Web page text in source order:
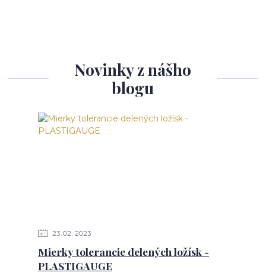
Novinky z nášho
blogu
23 02 2023
Mierky tolerancie delených ložísk -
PLASTIGAUGE